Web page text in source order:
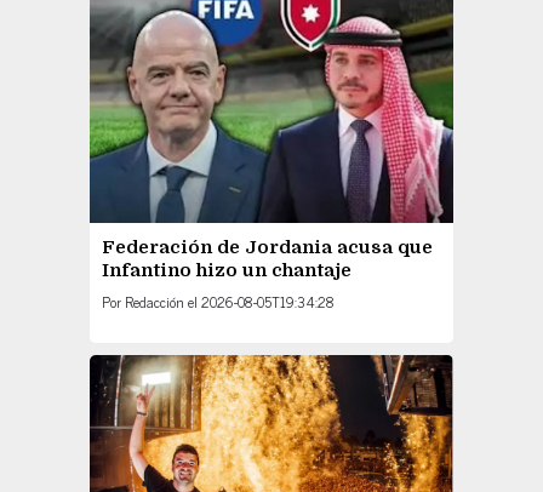
Federación de Jordania acusa que
Infantino hizo un chantaje
Por Redacción el 2026-08-05T19:34:28